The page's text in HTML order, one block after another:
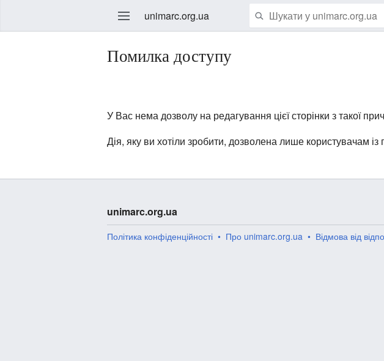
unimarc.org.ua
Помилка доступу
У Вас нема дозволу на редагування цієї сторінки з такої
Дія, яку ви хотіли зробити, дозволена лише користувачам із
unimarc.org.ua
Політика конфіденційності Про unimarc.org.ua Відмова від